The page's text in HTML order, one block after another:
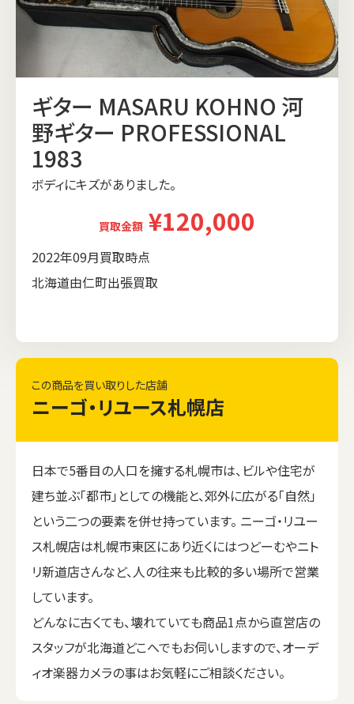
ギター MASARU KOHNO 河
野ギター PROFESSIONAL
1983
ボディにキズがありました。
買取金額 ¥120,000
2022年09月買取時点
北海道由仁町出張買取
この商品を買い取りした店舗
ニーゴ・リユース札幌店
日本で5番目の人口を擁する札幌市は、ビルや住宅が
建ち並ぶ「都市」としての機能と、郊外に広がる「自然」
という二つの要素を併せ持っています。 ニーゴ・リユー
ス札幌店は札幌市東区にあり近くにはつどーむやニト
リ新道店さんなど、人の往来も比較的多い場所で営業
しています。
どんなに古くても、壊れていても商品1点から直営店の
スタッフが北海道どこへでもお伺いしますので、オーデ
ィオ楽器カメラの事はお気軽にご相談ください。